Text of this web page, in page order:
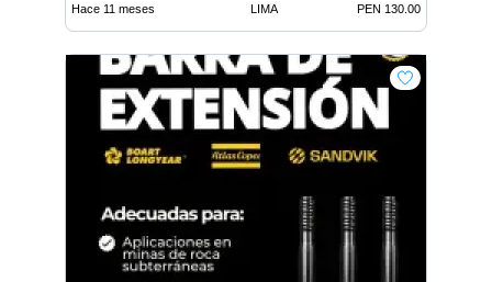
Hace 11 meses LIMA PEN 130.00